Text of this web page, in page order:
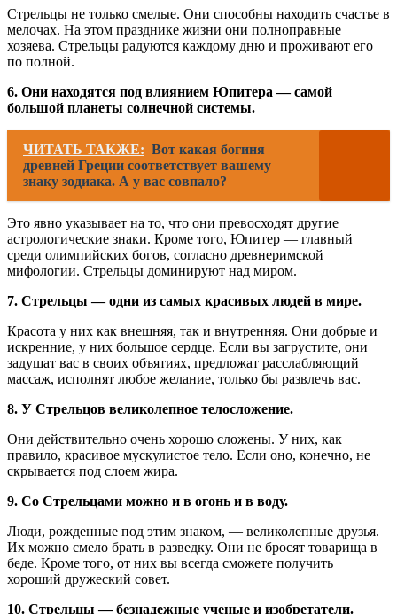
Стрельцы не только смелые. Они способны находить счастье в
мелочах. На этом празднике жизни они полноправные
хозяева. Стрельцы радуются каждому дню и проживают его
по полной.
6. Они находятся под влиянием Юпитера — самой
большой планеты солнечной системы.
ЧИТАТЬ ТАКЖЕ: Вот какая богиня
древней Греции соответствует вашему
знаку зодиака. А у вас совпало?
Это явно указывает на то, что они превосходят другие
астрологические знаки. Кроме того, Юпитер — главный
среди олимпийских богов, согласно древнеримской
мифологии. Стрельцы доминируют над миром.
7. Стрельцы — одни из самых красивых людей в мире.
Красота у них как внешняя, так и внутренняя. Они добрые и
искренние, у них большое сердце. Если вы загрустите, они
задушат вас в своих объятиях, предложат расслабляющий
массаж, исполнят любое желание, только бы развлечь вас.
8. У Стрельцов великолепное телосложение.
Они действительно очень хорошо сложены. У них, как
правило, красивое мускулистое тело. Если оно, конечно, не
скрывается под слоем жира.
9. Со Стрельцами можно и в огонь и в воду.
Люди, рожденные под этим знаком, — великолепные друзья.
Их можно смело брать в разведку. Они не бросят товарища в
беде. Кроме того, от них вы всегда сможете получить
хороший дружеский совет.
10. Стрельцы — безнадежные ученые и изобретатели.